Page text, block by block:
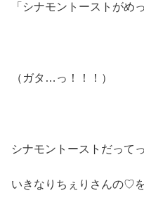
「シナモントーストがめ
（ガタ…っ！！！）
シナモントーストだってっ
いきなりちぇりさんの♡を